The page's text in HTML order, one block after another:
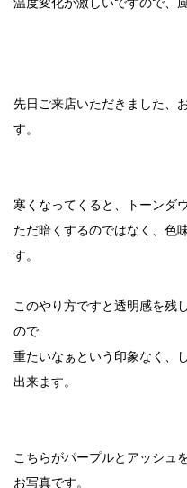
先日ご来店いただきました、
す。
寒くなってくると、トーンダ
ただ暗くするのではなく、色
す。
このやり方ですと透明感を残
ので
重たいなぁという印象なく、
出来ます。
こちらがパープルとアッシュ
お写真です。